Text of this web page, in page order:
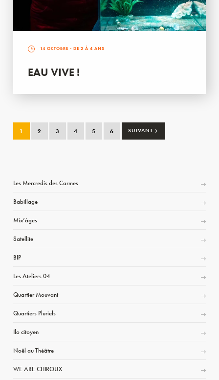
14 OCTOBRE - DE 2 À 4 ANS
EAU VIVE !
1 2 3 4 5 6 SUIVANT ›
Les Mercredis des Carmes
Babillage
Mix’âges
Satellite
BIP
Les Ateliers 04
Quartier Mouvant
Quartiers Pluriels
Ilo citoyen
Noël au Théâtre
WE ARE CHIROUX